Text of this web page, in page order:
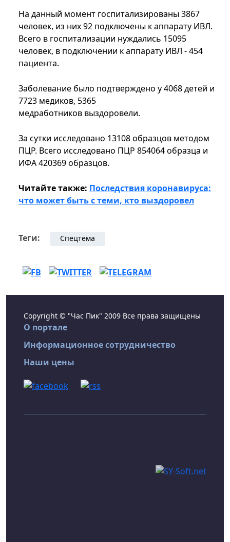
На данный момент госпитализированы 3867
человек, из них 92 подключены к аппарату ИВЛ.
Всего в госпитализации нуждались 15095
человек, в подключении к аппарату ИВЛ - 454
пациента.
Заболевание было подтверждено у 4068 детей и
7723 медиков, 5365
медработников выздоровели.
За сутки исследовано 13108 образцов методом
ПЦР. Всего исследовано ПЦР 854064 образца и
ИФА 420369 образцов.
Читайте также: Последствия коронавируса:
что может быть с теми, кто выздоровел
Теги: Спецтема
Copyright © "Час Пик" 2009 Все права защищены
О портале
Информационное сотрудничество
Наши цены